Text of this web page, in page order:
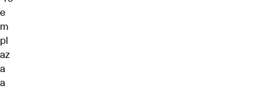
e
m
pl
az
a
a